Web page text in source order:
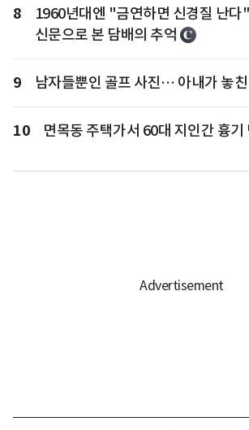
8
1960년대엔 "금연하면 신경질 난
신문으로 본 담배의 추억
9 남자들뿐인 골프 사진… 아내가 놓
10 면목동 주택가서 60대 지인간 흉